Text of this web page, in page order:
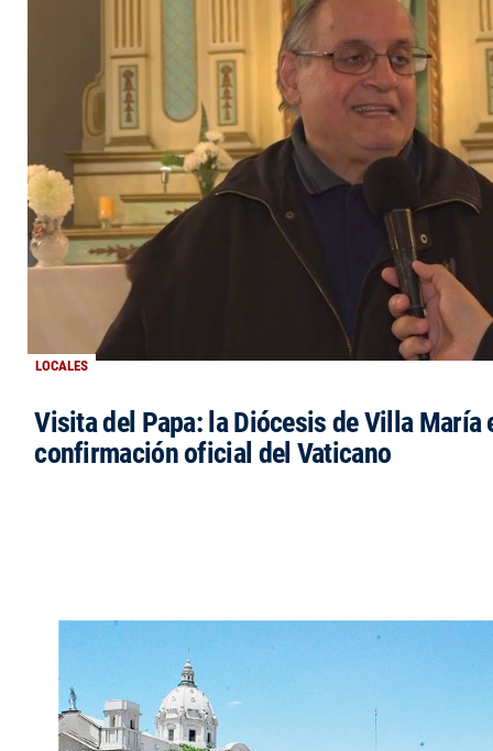
LOCALES
Visita del Papa: la Diócesis de Villa María
confirmación oficial del Vaticano